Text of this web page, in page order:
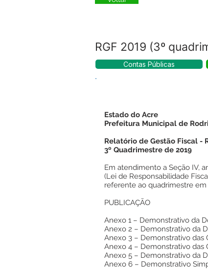
RGF 2019 (3º
Contas Públicas
Estado do Acre
Prefeitura Municipal de
Relatório de Gestão Fiscal -
3º Quadrimestre de 2019
Em atendimento a Seção IV,
(Lei de Responsabilidade
referente ao quadrimestre em
PUBLICAÇÃO
Anexo 1 – Demonstrativo da
Anexo 2 – Demonstrativo da
Anexo 3 – Demonstrativo das
Anexo 4 – Demonstrativo das
Anexo 5 – Demonstrativo da
Anexo 6 – Demonstrativo